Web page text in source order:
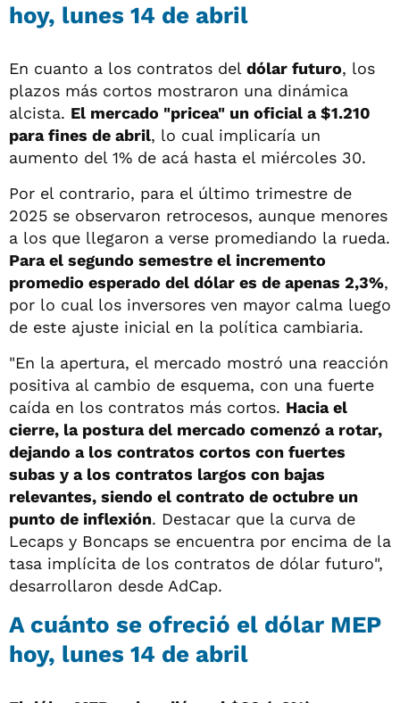
hoy, lunes 14 de abril
En cuanto a los contratos del dólar futuro, los
plazos más cortos mostraron una dinámica
alcista. El mercado "pricea" un oficial a $1.210
para fines de abril, lo cual implicaría un
aumento del 1% de acá hasta el miércoles 30.
Por el contrario, para el último trimestre de
2025 se observaron retrocesos, aunque menores
a los que llegaron a verse promediando la rueda.
Para el segundo semestre el incremento
promedio esperado del dólar es de apenas 2,3%,
por lo cual los inversores ven mayor calma luego
de este ajuste inicial en la política cambiaria.
"En la apertura, el mercado mostró una reacción
positiva al cambio de esquema, con una fuerte
caída en los contratos más cortos. Hacia el
cierre, la postura del mercado comenzó a rotar,
dejando a los contratos cortos con fuertes
subas y a los contratos largos con bajas
relevantes, siendo el contrato de octubre un
punto de inflexión. Destacar que la curva de
Lecaps y Boncaps se encuentra por encima de la
tasa implícita de los contratos de dólar futuro",
desarrollaron desde AdCap.
A cuánto se ofreció el dólar MEP
hoy, lunes 14 de abril